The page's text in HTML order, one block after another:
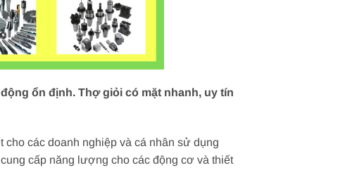
ổn định. Thợ giỏi có mặt nhanh, uy tín
cho các doanh nghiệp và cá nhân sử dụng
cấp năng lượng cho các động cơ và thiết